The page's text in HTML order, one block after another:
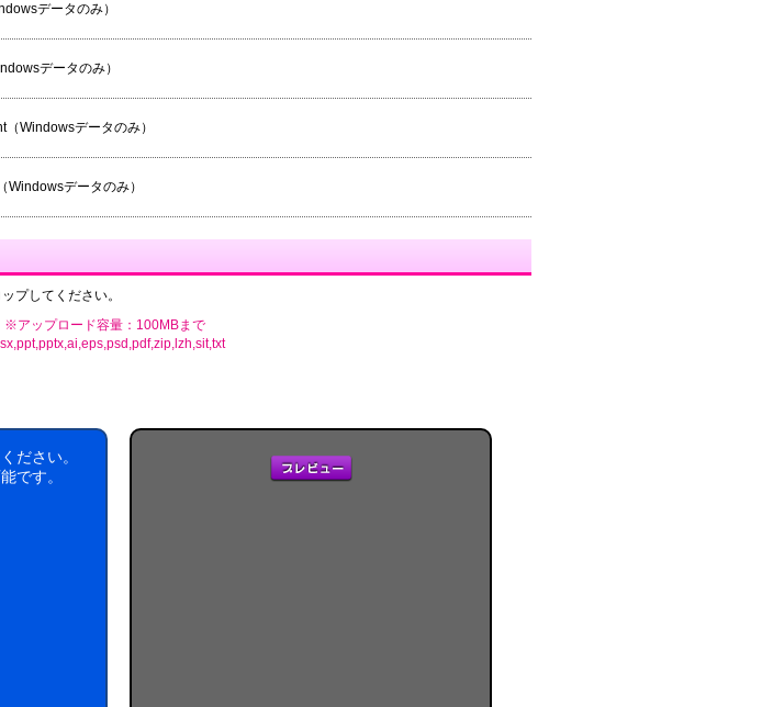
データのみ）
データのみ）
Windowsデータのみ）
Windowsデータのみ）
プしてください。
アップロード容量：100MBまで
ださい。
です。